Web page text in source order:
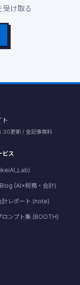
け取る
更新 / 全記事無料
ビス
(AI×税務・会計)
計レポート (note)
ロンプト集 (BOOTH)